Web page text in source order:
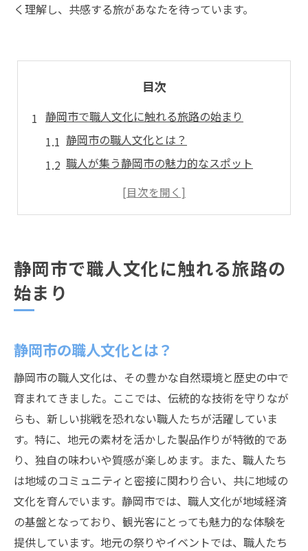
く理解し、共感する旅があなたを待っています。
目次
静岡市で職人文化に触れる旅路の始まり
静岡市の職人文化とは？
職人が集う静岡市の魅力的なスポット
静岡市の伝統工芸品に触れる
静岡市での職人文化体験ツアー
職人たちが創り出す静岡市の魅力を探求
職人の作品を通じた静岡市の魅力発見
静岡市の職人たちが持つ独自の技術
職人の創造力が支える静岡市の観光
静岡市で出会う職人たちのストーリー
新技術に挑む職人たちの情熱に学ぶ静岡市
職人たちの挑戦と新技術の導入
静岡市の職人が生み出す革新と伝統
職人たちの工房で見る技術革新
未来を見据えた職人の取り組み
静岡市で職人文化に触れる旅路の
始まり
静岡市の職人文化とは？
静岡市の職人文化は、その豊かな自然環境と歴史の中で
育まれてきました。ここでは、伝統的な技術を守りなが
らも、新しい挑戦を恐れない職人たちが活躍していま
す。特に、地元の素材を活かした製品作りが特徴的であ
り、独自の味わいや質感が楽しめます。また、職人たち
は地域のコミュニティと密接に関わり合い、共に地域の
文化を育んでいます。静岡市では、職人文化が地域経済
の基盤となっており、観光客にとっても魅力的な体験を
提供しています。地元の祭りやイベントでは、職人たち